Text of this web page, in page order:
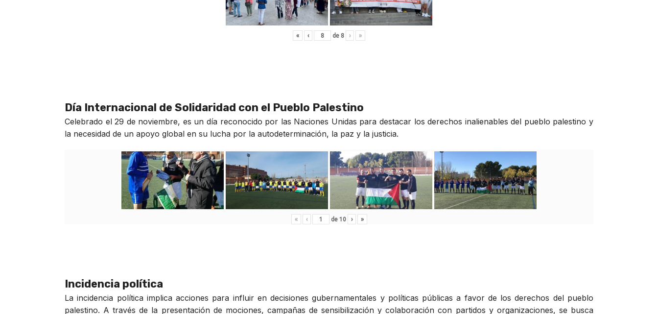
« ‹ de 8 › »
Día Internacional de Solidaridad con el Pueblo Palestino
Celebrado el 29 de noviembre, es un día reconocido por las Naciones Unidas para destacar los derechos inalienables del pueblo palestino y
la necesidad de un apoyo global en su lucha por la autodeterminación, la paz y la justicia.
« ‹ de 10 › »
Incidencia política
La incidencia política implica acciones para influir en decisiones gubernamentales y políticas públicas a favor de los derechos del pueblo
palestino. A través de la presentación de mociones, campañas de sensibilización y colaboración con partidos y organizaciones, se busca